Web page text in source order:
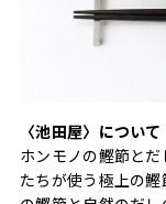
〈池田屋〉について
ホンモノの鰹節と
たちが使う極上の